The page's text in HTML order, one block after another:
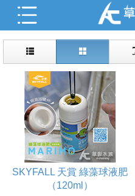
SKYFALL 天賞 綠藻球液肥
（120ml）